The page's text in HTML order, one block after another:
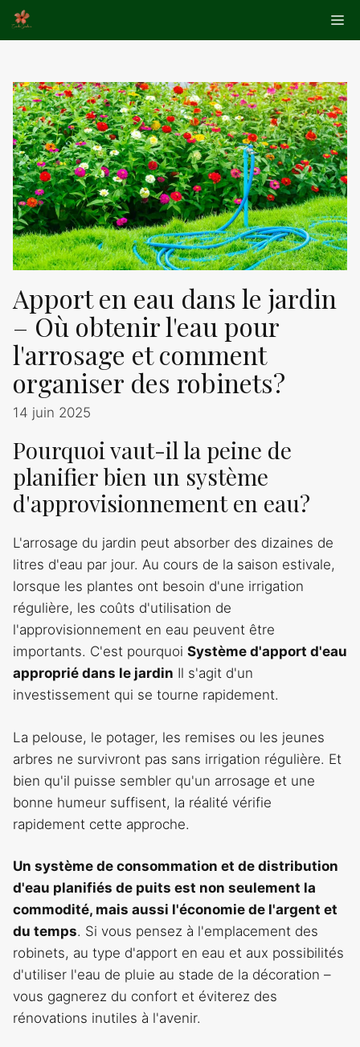
Aller
au
Apport en eau dans le jardin
– Où obtenir l'eau pour
l'arrosage et comment
organiser des robinets?
14 juin 2025
Pourquoi vaut-il la peine de
planifier bien un système
d'approvisionnement en eau?
L'arrosage du jardin peut absorber des dizaines de
litres d'eau par jour. Au cours de la saison estivale,
lorsque les plantes ont besoin d'une irrigation
régulière, les coûts d'utilisation de
l'approvisionnement en eau peuvent être
importants. C'est pourquoi Système d'apport d'eau
approprié dans le jardin Il s'agit d'un
investissement qui se tourne rapidement.
La pelouse, le potager, les remises ou les jeunes
arbres ne survivront pas sans irrigation régulière. Et
bien qu'il puisse sembler qu'un arrosage et une
bonne humeur suffisent, la réalité vérifie
rapidement cette approche.
Un système de consommation et de distribution
d'eau planifiés de puits est non seulement la
commodité, mais aussi l'économie de l'argent et
du temps. Si vous pensez à l'emplacement des
robinets, au type d'apport en eau et aux possibilités
d'utiliser l'eau de pluie au stade de la décoration –
vous gagnerez du confort et éviterez des
rénovations inutiles à l'avenir.